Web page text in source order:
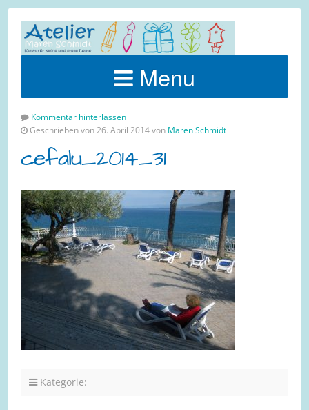
Menu
Kommentar hinterlassen
Geschrieben von 26. April 2014 von Maren Schmidt
cefalu_2014_31
Kategorie: